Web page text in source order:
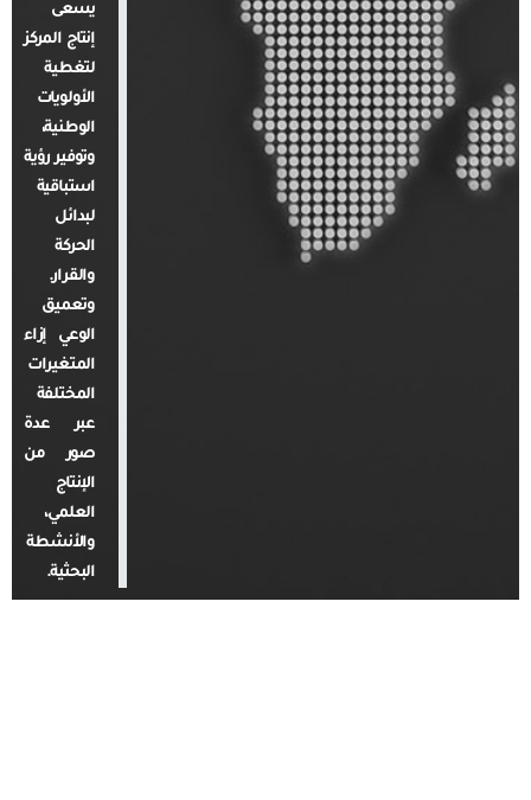
يسعى
إنتاج المركز
لتغطية
الأولويات
الوطنية،
وتوفير رؤية
استباقية
لبدائل
الحركة
والقرار.
وتعميق
الوعي إزاء
المتغيرات
المختلفة
عبر عدة
صور من
الإنتاج
العلمي،
والأنشطة
البحثية.